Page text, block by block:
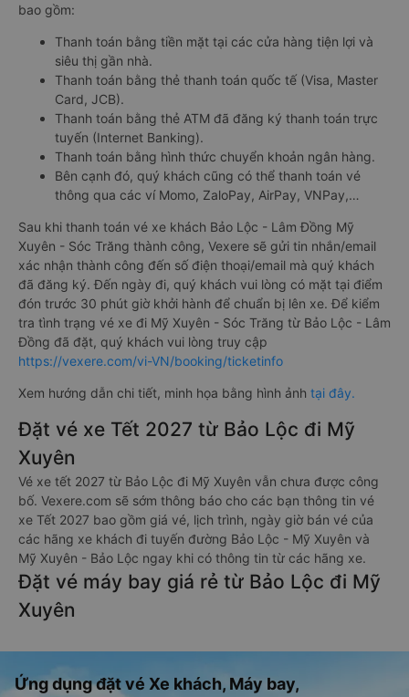
bao gồm:
Thanh toán bằng tiền mặt tại các cửa hàng tiện lợi và
siêu thị gần nhà.
Thanh toán bằng thẻ thanh toán quốc tế (Visa, Master
Card, JCB).
Thanh toán bằng thẻ ATM đã đăng ký thanh toán trực
tuyến (Internet Banking).
Thanh toán bằng hình thức chuyển khoản ngân hàng.
Bên cạnh đó, quý khách cũng có thể thanh toán vé
thông qua các ví Momo, ZaloPay, AirPay, VNPay,…
Sau khi thanh toán vé xe khách Bảo Lộc - Lâm Đồng Mỹ
Xuyên - Sóc Trăng thành công, Vexere sẽ gửi tin nhắn/email
xác nhận thành công đến số điện thoại/email mà quý khách
đã đăng ký. Đến ngày đi, quý khách vui lòng có mặt tại điểm
đón trước 30 phút giờ khởi hành để chuẩn bị lên xe. Để kiểm
tra tình trạng vé xe đi Mỹ Xuyên - Sóc Trăng từ Bảo Lộc - Lâm
Đồng đã đặt, quý khách vui lòng truy cập
https://vexere.com/vi-VN/booking/ticketinfo
Xem hướng dẫn chi tiết, minh họa bằng hình ảnh tại đây.
Đặt vé xe Tết 2027 từ Bảo Lộc đi Mỹ
Xuyên
Vé xe tết 2027 từ Bảo Lộc đi Mỹ Xuyên vẫn chưa được công
bố. Vexere.com sẽ sớm thông báo cho các bạn thông tin vé
xe Tết 2027 bao gồm giá vé, lịch trình, ngày giờ bán vé của
các hãng xe khách đi tuyến đường Bảo Lộc - Mỹ Xuyên và
Mỹ Xuyên - Bảo Lộc ngay khi có thông tin từ các hãng xe.
Đặt vé máy bay giá rẻ từ Bảo Lộc đi Mỹ
Xuyên
Ứng dụng đặt vé Xe khách, Máy bay,